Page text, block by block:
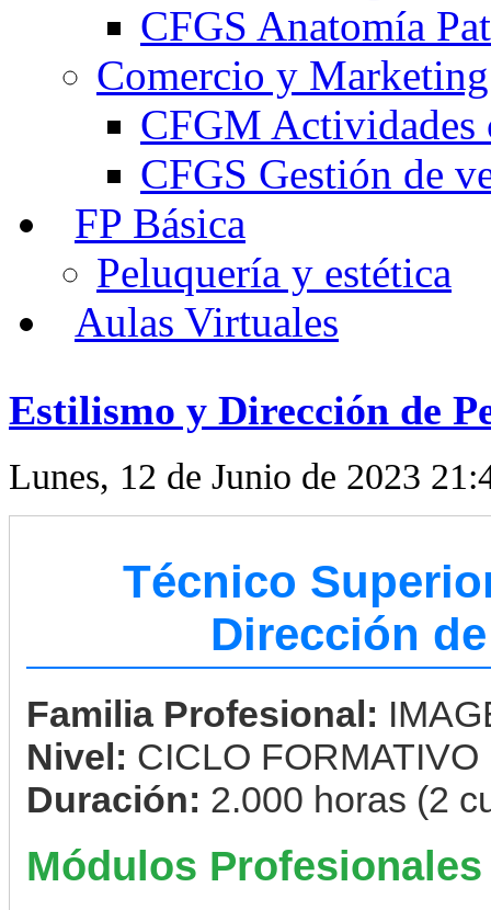
CFGS Anatomía
Comercio y Marketing
CFGM Actividades
CFGS Gestión de
FP Básica
Peluquería y estética
Aulas Virtuales
Estilismo y Dirección de
Lunes, 12 de Junio de 2023
Técnico
Dirección
Familia Profesional:
Nivel: CICLO
Duración: 2.000 horas (2
Módulos Profesionales